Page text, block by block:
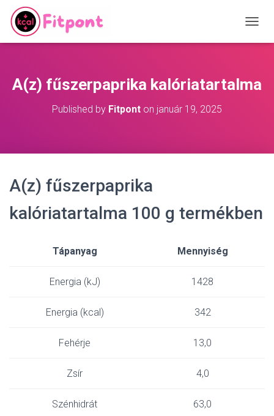
O
E
A(z) fűszerpaprika kalóriatartalma
Published by Fitpont on január 19, 2025
A(z) fűszerpaprika
kalóriatartalma 100 g termékben
Tápanyag Mennyiség
Energia (kJ) 1428
Energia (kcal) 342
Fehérje 13,0
Zsír 4,0
Szénhidrát 63,0